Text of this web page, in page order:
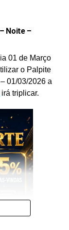
Janeirode
palpites do
pois elas
aumenta
que vai dar
Bicho
2026
Palpites
Noite –
01 de Março
o Palpite
01/03/2026 a
triplicar.